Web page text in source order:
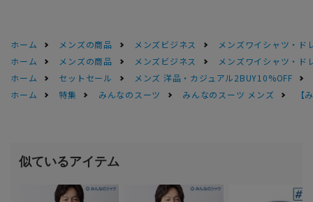
ホーム メンズの商品 メンズビジネス
メンズワイシャツ・ド
ホーム
メンズの商品 メンズビジネス
メンズワイシャツ・ド
ホーム
セットセール
メンズ 洋品・カジュアル2BUY10%OFF
ホーム
特集 みんなのスーツ みんなのスーツ メンズ 【